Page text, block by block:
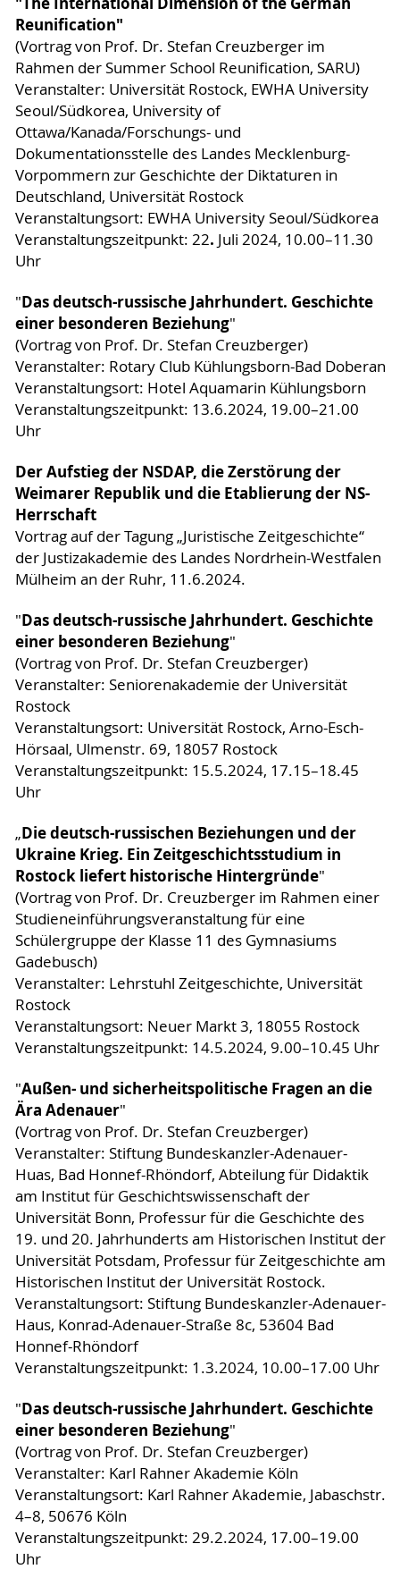
Reunification"
(Vortrag von Prof. Dr. Stefan Creuzberger im
Rahmen der Summer School Reunification, SARU)
Veranstalter: Universität Rostock, EWHA University
Seoul/Südkorea, University of
Ottawa/Kanada/Forschungs- und
Dokumentationsstelle des Landes Mecklenburg-
Vorpommern zur Geschichte der Diktaturen in
Deutschland, Universität Rostock
Veranstaltungsort: EWHA University Seoul/Südkorea
Veranstaltungszeitpunkt: 22. Juli 2024, 10.00–11.30
Uhr
"Das deutsch-russische Jahrhundert. Geschichte
einer besonderen Beziehung"
(Vortrag von Prof. Dr. Stefan Creuzberger)
Veranstalter: Rotary Club Kühlungsborn-Bad Doberan
Veranstaltungsort: Hotel Aquamarin Kühlungsborn
Veranstaltungszeitpunkt: 13.6.2024, 19.00–21.00
Uhr
Der Aufstieg der NSDAP, die Zerstörung der
Weimarer Republik und die Etablierung der NS-
Herrschaft
Vortrag auf der Tagung „Juristische Zeitgeschichte“
der Justizakademie des Landes Nordrhein-Westfalen
Mülheim an der Ruhr, 11.6.2024.
"Das deutsch-russische Jahrhundert. Geschichte
einer besonderen Beziehung"
(Vortrag von Prof. Dr. Stefan Creuzberger)
Veranstalter: Seniorenakademie der Universität
Rostock
Veranstaltungsort: Universität Rostock, Arno-Esch-
Hörsaal, Ulmenstr. 69, 18057 Rostock
Veranstaltungszeitpunkt: 15.5.2024, 17.15–18.45
Uhr
„Die deutsch-russischen Beziehungen und der
Ukraine Krieg. Ein Zeitgeschichtsstudium in
Rostock liefert historische Hintergründe"
(Vortrag von Prof. Dr. Creuzberger im Rahmen einer
Studieneinführungsveranstaltung für eine
Schülergruppe der Klasse 11 des Gymnasiums
Gadebusch)
Veranstalter: Lehrstuhl Zeitgeschichte, Universität
Rostock
Veranstaltungsort: Neuer Markt 3, 18055 Rostock
Veranstaltungszeitpunkt: 14.5.2024, 9.00–10.45 Uhr
"Außen- und sicherheitspolitische Fragen an die
Ära Adenauer"
(Vortrag von Prof. Dr. Stefan Creuzberger)
Veranstalter: Stiftung Bundeskanzler-Adenauer-
Huas, Bad Honnef-Rhöndorf, Abteilung für Didaktik
am Institut für Geschichtswissenschaft der
Universität Bonn, Professur für die Geschichte des
19. und 20. Jahrhunderts am Historischen Institut der
Universität Potsdam, Professur für Zeitgeschichte am
Historischen Institut der Universität Rostock.
Veranstaltungsort: Stiftung Bundeskanzler-Adenauer-
Haus, Konrad-Adenauer-Straße 8c, 53604 Bad
Honnef-Rhöndorf
Veranstaltungszeitpunkt: 1.3.2024, 10.00–17.00 Uhr
"Das deutsch-russische Jahrhundert. Geschichte
einer besonderen Beziehung"
(Vortrag von Prof. Dr. Stefan Creuzberger)
Veranstalter: Karl Rahner Akademie Köln
Veranstaltungsort: Karl Rahner Akademie, Jabaschstr.
4–8, 50676 Köln
Veranstaltungszeitpunkt: 29.2.2024, 17.00–19.00
Uhr